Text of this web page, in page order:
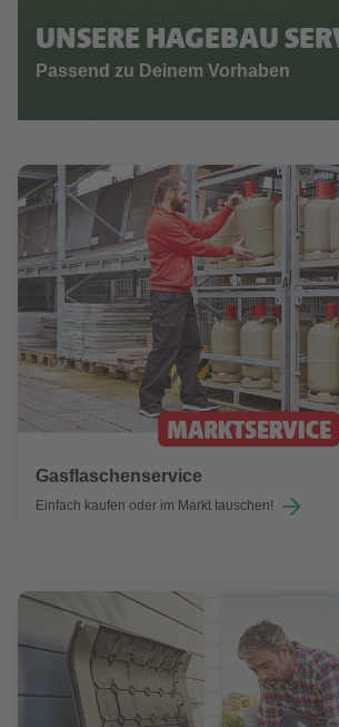
UNSERE HAGEBAU
Passend zu Deinem Vorhaben
Gasflaschenservice
Einfach kaufen oder im Markt tauschen!